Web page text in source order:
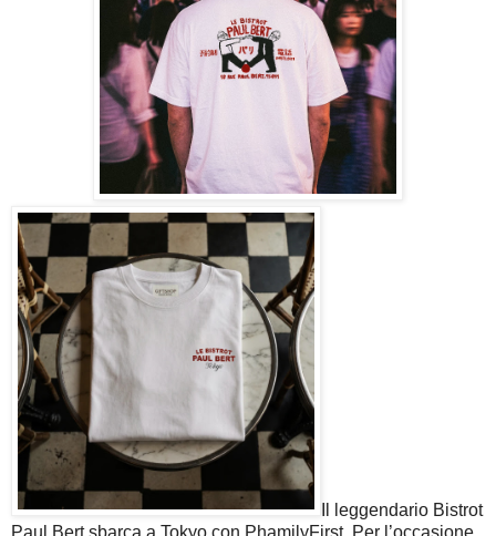
Il leggendario Bistrot
Paul Bert sbarca a Tokyo con PhamilyFirst. Per l’occasione,